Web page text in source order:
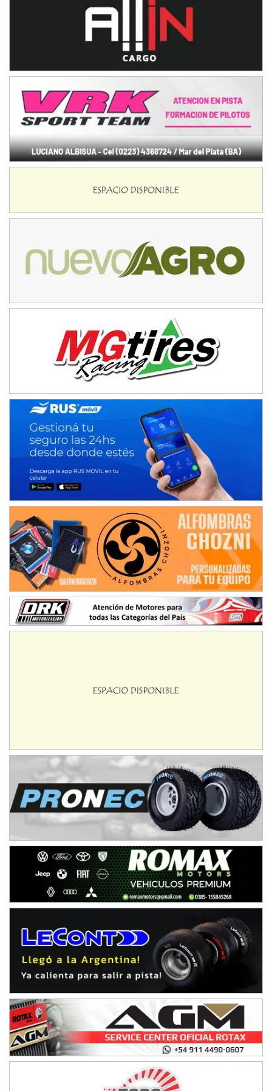
IAME SERIES ARGENTINA 6
Ciudad de Trenque Lauquen (Asfalto)
ENTRERRIANO - F6 (POSTERGADA)
Parque de la Velocidad (Asfalto)
Villaguay (Entre Ríos)
VICTORIENSE - F7
El Cerro (Tierra)
Gral. E. Godoy (Río Negro)
Juventud Unida (Tierra)
Humboldt (Santa Fe)
Ciudad de Avellaneda (Asfalto)
SUR SANTAFESINO - F4
José Samuel Sánchez (Tierra)
Rufino (Santa Fe)
TUCUMANO - F5
Juan Navarro (Asfalto)
El Timbó (Tucumán)